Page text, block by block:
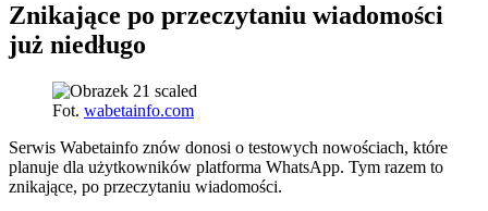
Znikające po przeczytaniu wiadomości
już niedługo
Fot. wabetainfo.com
Serwis Wabetainfo znów donosi o testowych nowościach, które
planuje dla użytkowników platforma WhatsApp. Tym razem to
znikające, po przeczytaniu wiadomości.